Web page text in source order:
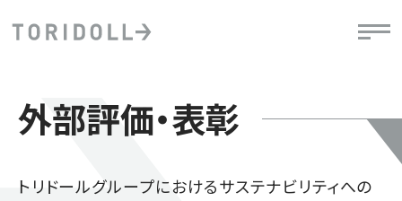
外部評価・表彰
トリドールグループにおけるサステナビリティへの